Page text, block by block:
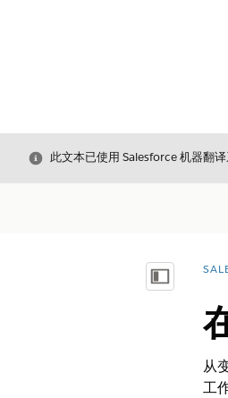
关闭
此文本已使用 Salesforce 机器翻
显示目录 您
从
工